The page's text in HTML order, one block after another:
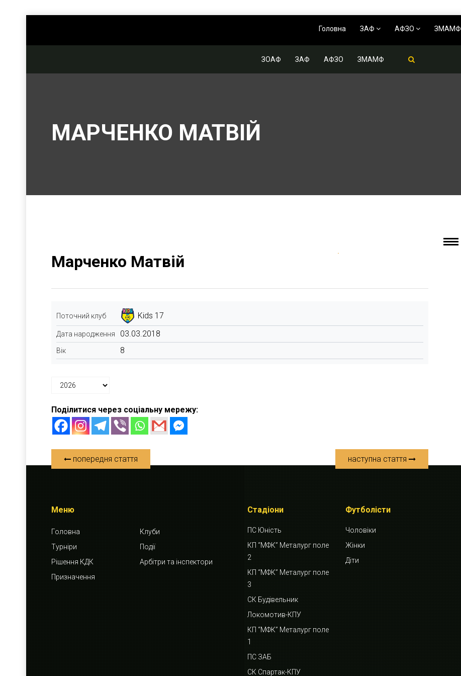
Головна ЗАФ АФЗО ЗМАМФ
ЗОАФ ЗАФ АФЗО ЗМАМФ
МАРЧЕНКО МАТВІЙ
Марченко Матвій
Поточний клуб Kids 17
Дата народження 03.03.2018
Вік 8
Поділитися через соціальну мережу:
попередня стаття наступна стаття
Меню
Головна
Клуби
Турніри
Події
Рішення КДК
Арбітри та інспектори
Призначення
Стадіони
ПС Юність
КП “МФК” Металург поле
2
КП “МФК” Металург поле
3
СК Будівельник
Локомотив-КПУ
КП “МФК” Металург поле
1
ПС ЗАБ
СК Спартак-КПУ
Футболісти
Чоловіки
Жінки
Діти